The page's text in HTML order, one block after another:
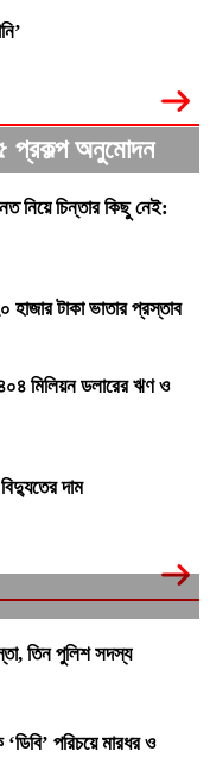
প্রকল্প অনুমোদন
নিয়ে চিন্তার কিছু নেই:
হাজার টাকা ভাতার প্রস্তাব
৪০৪ মিলিয়ন ডলারের ঋণ ও
দাম
তিন পুলিশ সদস্য
পরিচয়ে মারধর ও